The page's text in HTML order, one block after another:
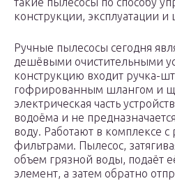
конструкции, эксплуатации и
Ручные пылесосы сегодня
дешёвыми очистительными
конструкцию входит ручка-
гофрированным шлангом и
электрическая часть
водоёма и не
воду. Работают в комплексе
фильтрами. Пылесос,
объем грязной воды, подаёт
элемент, а затем обратно